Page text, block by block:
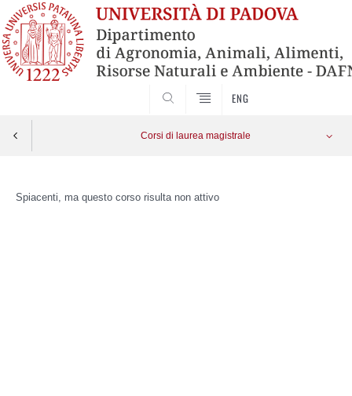
ENG
Corsi di laurea magistrale
content
Spiacenti, ma questo corso risulta non attivo